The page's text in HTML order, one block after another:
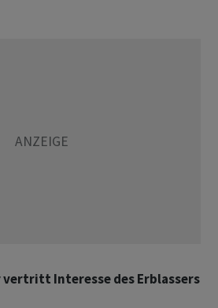
Interesse des Erblassers